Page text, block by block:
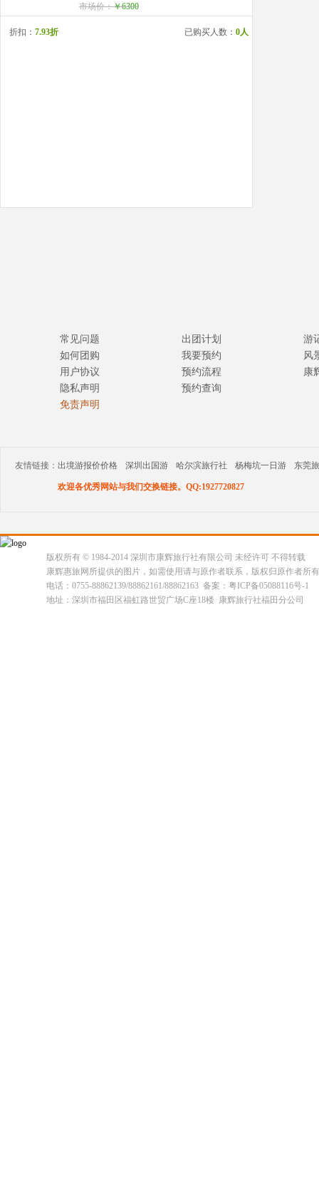
市场价：￥6300
折扣： 7.93折 已购买人数： 0人
常见问题
如何团购
用户协议
隐私声明
免责声明
出团计划
我要预约
预约流程
预约查询
游
风
康
友情链接： 出境游报价价格 深圳出国游 哈尔滨旅行社 杨梅坑一日游 东莞
欢迎各优秀网站与我们交换链接。QQ:1927720827
版权所有 © 1984-2014 深圳市康辉旅行社有限公司 未经许可 不得转载
康辉惠旅网所提供的图片，如需使用请与原作者联系，版权归原作者所
电话：0755-88862139/88862161/88862163 备案：粤ICP备05088116号-1
地址：深圳市福田区福虹路世贸广场C座18楼 康辉旅行社福田分公司